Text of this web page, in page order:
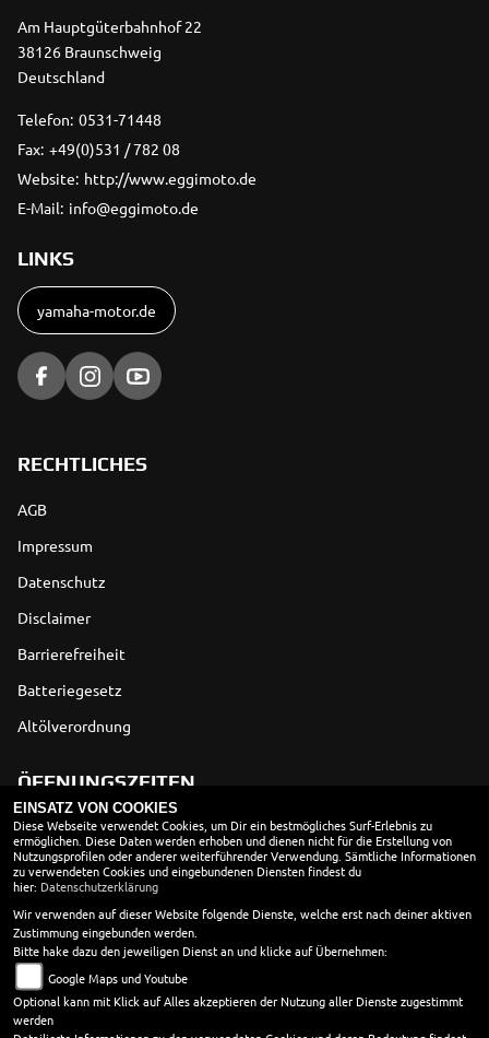
Am Hauptgüterbahnhof 22
38126 Braunschweig
Deutschland
Telefon: 0531-71448
Fax: +49(0)531 / 782 08
Website: http://www.eggimoto.de
E-Mail: info@eggimoto.de
LINKS
yamaha-motor.de
RECHTLICHES
AGB
Impressum
Datenschutz
Disclaimer
Barrierefreiheit
Batteriegesetz
Altölverordnung
ÖFFNUNGSZEITEN
Montag:
geschlossen
Dienstag:
08:30 - 17:00
Mittwoch:
08:30 - 17:00
Donnerstag:
08:30 - 17:00
Freitag:
08:30 - 17:00
Samstag:
10:00 - 13:00
Sonntag:
geschlossen
Wir sind Telefonisch rund um die Uhr für Euch erreichbar.
Jay unser KI-Assistent freut sich auf Euren Anruf. Wir
EINSATZ VON COOKIES
Diese Webseite verwendet Cookies, um Dir ein bestmögliches Surf-Erlebnis zu
ermöglichen. Diese Daten werden erhoben und dienen nicht für die Erstellung von
Nutzungsprofilen oder anderer weiterführender Verwendung. Sämtliche Informationen
zu verwendeten Cookies und eingebundenen Diensten findest du
hier: Datenschutzerklärung
Wir verwenden auf dieser Website folgende Dienste, welche erst nach deiner aktiven
Zustimmung eingebunden werden.
Bitte hake dazu den jeweiligen Dienst an und klicke auf Übernehmen:
Google Maps und Youtube
Optional kann mit Klick auf Alles akzeptieren der Nutzung aller Dienste zugestimmt
werden